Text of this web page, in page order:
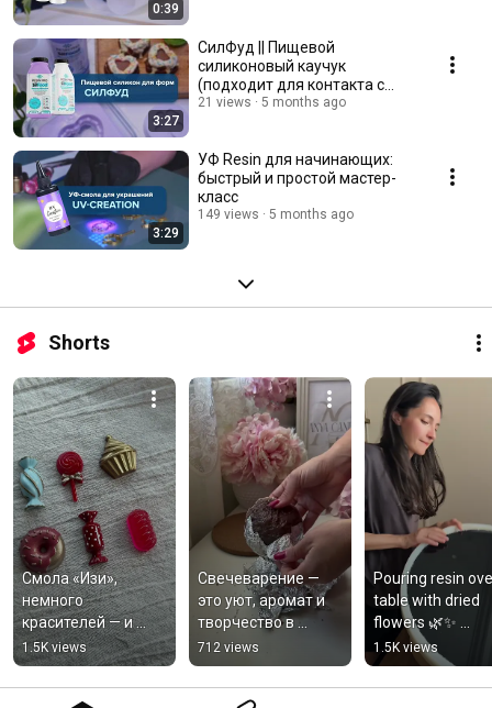
0:39
3:27
СилФуд || Пищевой
силиконовый каучук
(подходит для контакта с
пищей)
21 views 5 months ago
3:29
УФ Resin для начинающих:
быстрый и простой мастер-
класс
149 views 5 months ago
Shorts
Смола «Изи»,
немного
красителей — и
начинается
настоящее
волшебство
1.5K views
Свечеварение —
это уют, аромат и
творчество в
каждой детали ✨
712 views
Pouring resin
table with dried
flowers 🌿✨
#flowers #diy
1.5K views